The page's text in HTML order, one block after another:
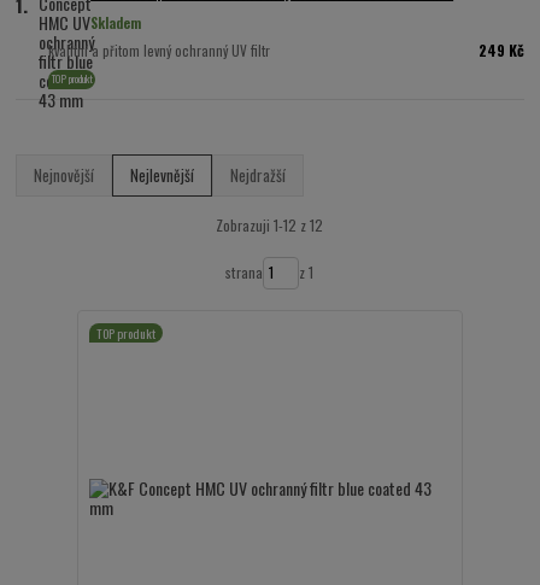
kvalitní a přitom levný ochranný UV filtr
Skladem
TOP produkt
249 Kč
Nejnovější Nejlevnější Nejdražší
Zobrazuji 1-12 z 12
strana z 1
TOP produkt